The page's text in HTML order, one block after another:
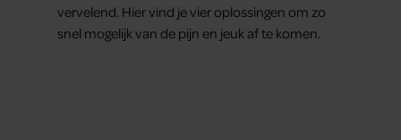
vervelend. Hier vind je vier oplossingen om zo
snel mogelijk van de pijn en jeuk af te komen.